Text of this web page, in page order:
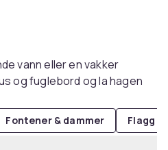
vann eller en vakker
og fuglebord og la hagen
Fontener & dammer Flagg